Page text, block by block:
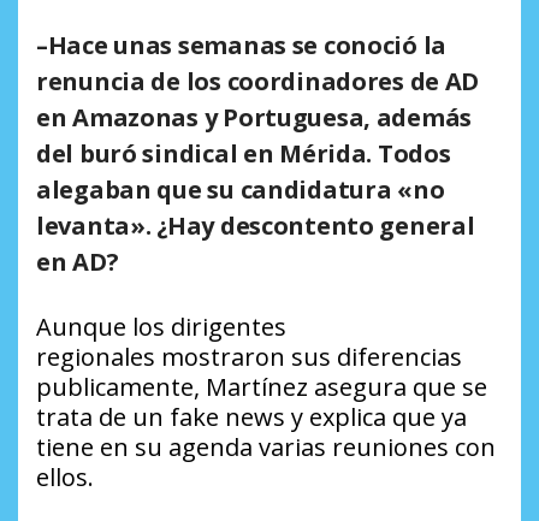
–Hace unas semanas se conoció la
renuncia de los coordinadores de AD
en Amazonas y Portuguesa, además
del buró sindical en Mérida. Todos
alegaban que su candidatura «no
levanta». ¿Hay descontento general
en AD?
Aunque los dirigentes
regionales mostraron sus diferencias
publicamente, Martínez asegura que se
trata de un fake news y explica que ya
tiene en su agenda varias reuniones con
ellos.